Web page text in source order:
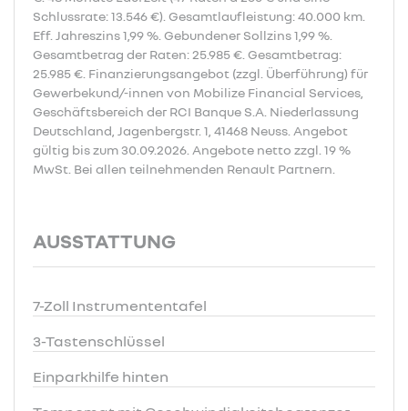
Schlussrate: 13.546 €). Gesamtlaufleistung: 40.000 km.
Eff. Jahreszins 1,99 %. Gebundener Sollzins 1,99 %.
Gesamtbetrag der Raten: 25.985 €. Gesamtbetrag:
25.985 €. Finanzierungsangebot (zzgl. Überführung) für
Gewerbekund/-innen von Mobilize Financial Services,
Geschäftsbereich der RCI Banque S.A. Niederlassung
Deutschland, Jagenbergstr. 1, 41468 Neuss. Angebot
gültig bis zum 30.09.2026. Angebote netto zzgl. 19 %
MwSt. Bei allen teilnehmenden Renault Partnern.
AUSSTATTUNG
7-Zoll Instrumententafel
3-Tastenschlüssel
Einparkhilfe hinten